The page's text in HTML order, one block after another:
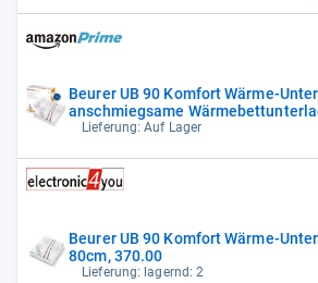
Beurer UB 90 Komfort Wärme-
anschmiegsame
zwei
Lieferung: Auf Lager
Beurer UB 90 Komfort Wärme-
80cm, 370.00
Lieferung: lagernd: 2